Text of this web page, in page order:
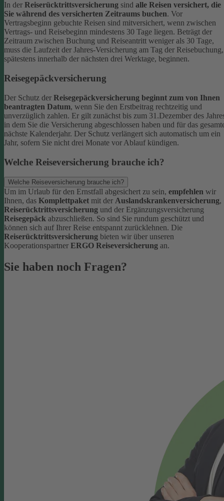
In der Reiserücktrittsversicherung sind alle Reisen versichert, die
Sie während des versicherten Zeitraums buchen. Vor
Vertragsbeginn gebuchte Reisen sind mitversichert, wenn zwischen
Vertrags- und Reisebeginn mindestens 30 Tage liegen. Beträgt der
Zeitraum zwischen Buchung und Reiseantritt weniger als 30 Tage,
muss die Laufzeit der Jahres-Versicherung am Tag der Reisebuchung,
spätestens innerhalb der nächsten drei Werktage, beginnen.
Reisegepäckversicherung
Der Schutz der Reisegepäckversicherung beginnt zum von Ihnen
beantragten Datum, wenn Sie den Erstbeitrag rechtzeitig und
unverzüglich zahlen. Er gilt zunächst bis zum 31.Dezember des
in dem Sie die Versicherung abgeschlossen haben und für das
nächste Kalenderjahr. Der Schutz verlängert sich automatisch um ein
Jahr, sofern Sie nicht drei Monate vor Ablauf kündigen.
Welche Reiseversicherung brauche ich?
Welche Reiseversicherung brauche ich?
Um im Urlaub für den Ernstfall abgesichert zu sein, empfehlen wir
Ihnen, das Komplettpaket mit der Auslandskrankenversicherung,
Reiserücktrittsversicherung und der Ergänzungsversicherung
Reisegepäck abzuschließen. So sind Sie rundum geschützt und
können sich auf Ihrer Reise entspannt zurücklehnen. Die
Reiserücktrittsversicherung bieten wir über unseren
Kooperationspartner ERGO Reiseversicherung an.
Sie haben noch Fragen?